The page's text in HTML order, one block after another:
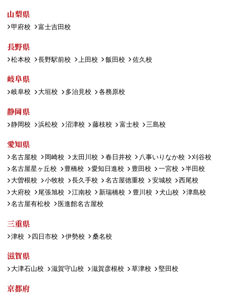
山梨県
甲府校 富士吉田校
長野県
松本校 長野駅前校 上田校 飯田校 佐久校
岐阜県
岐阜校 大垣校 多治見校 各務原校
静岡県
静岡校 浜松校 沼津校 藤枝校 富士校 三島校
愛知県
名古屋校 岡崎校 太田川校 春日井校 八事いりなか校
刈谷校
名古屋星ヶ丘校
豊橋校 愛知日進校 豊田校 一宮校
半田校
大曽根校
小牧校 長久手校 名古屋徳重校 安城校
西尾校
大府校
尾張旭校 江南校 新瑞橋校 豊川校 犬山校
津島校
名古屋有松校
医進館名古屋校
三重県
津校 四日市校 伊勢校 桑名校
滋賀県
大津石山校 滋賀守山校 滋賀彦根校 草津校 堅田校
京都府